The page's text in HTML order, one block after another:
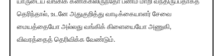
யாருடைய வங்கிக் கணக்கிலிருந்தோ பணம் மாறி வந்திருப்பதாகத்
தெரிந்தால், உடனே அதுகுறித்து வாடிக்கையாளர் சேவை
மையத்தையோ அல்லது வங்கிக் கிளையையோ அணுகி,
விவரத்தைத் தெரிவிக்க வேண்டும்.